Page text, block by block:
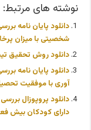
نوشته های مرتبط:
دانلود پایان نامه
شخصیتی با میزان
دانلود روش تحقیق
دانلود پایان نامه
آوری با موفقیت
دانلود پروپوزال
دارای کودکان بیش